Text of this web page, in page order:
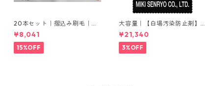
20本セット｜摺込み刷毛｜夏
毛（毛質が硬い）0.5分
¥8,041
15%OFF
大容量｜【白場汚染防止剤】
｜2kg×5本｜ホワイトクリー
ナＭ
¥21,340
3%OFF